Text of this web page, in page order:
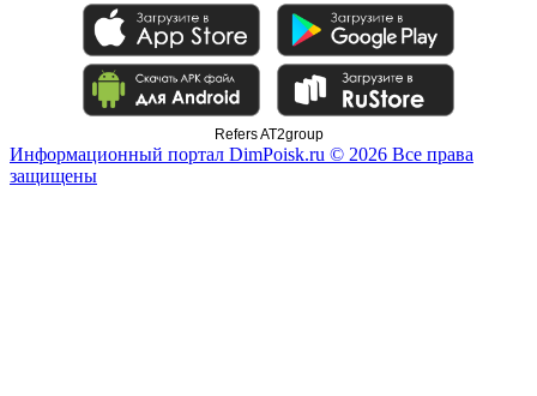
Refers AT2group
Информационный портал DimPoisk.ru © 2026 Все права
защищены